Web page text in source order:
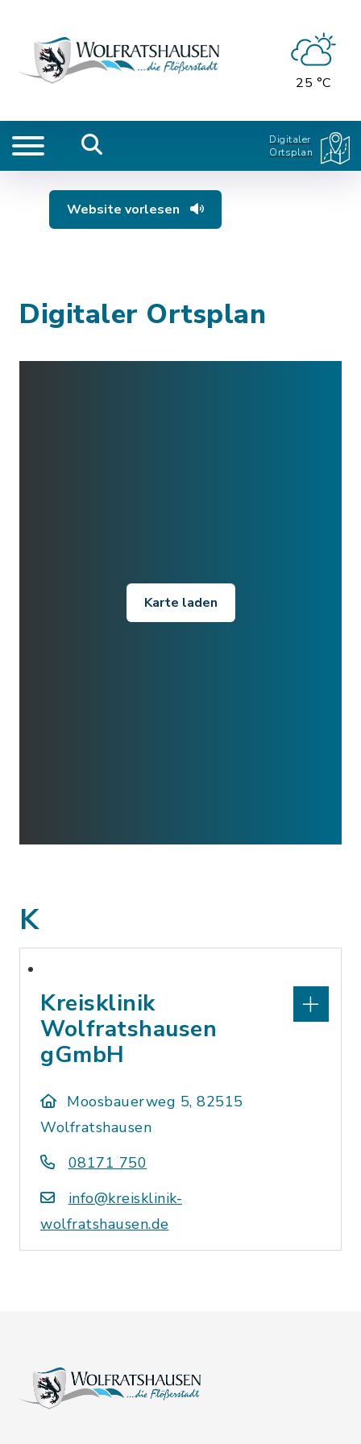
25 °C
Digitaler
Ortsplan
Website vorlesen
Digitaler Ortsplan
Karte laden
K
Kreisklinik
Wolfratshausen
gGmbH
Moosbauerweg 5, 82515
Wolfratshausen
08171 750
info@kreisklinik-
wolfratshausen.de